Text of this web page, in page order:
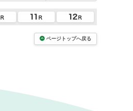
ページトップへ戻る